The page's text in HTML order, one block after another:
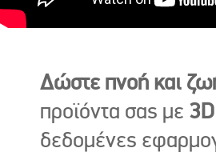
Δώστε πνοή και
προϊόντα σας με
δεδομένες